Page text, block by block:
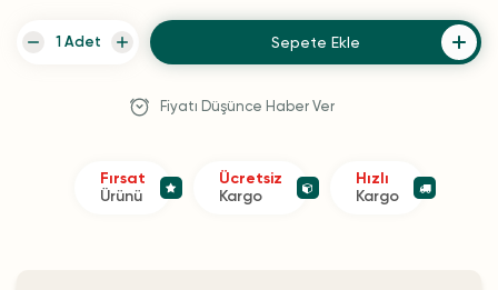
Sepete Ekle
Fiyatı Düşünce Haber Ver
Fırsat
Ürünü
Ücretsiz
Kargo
Hızlı
Kargo